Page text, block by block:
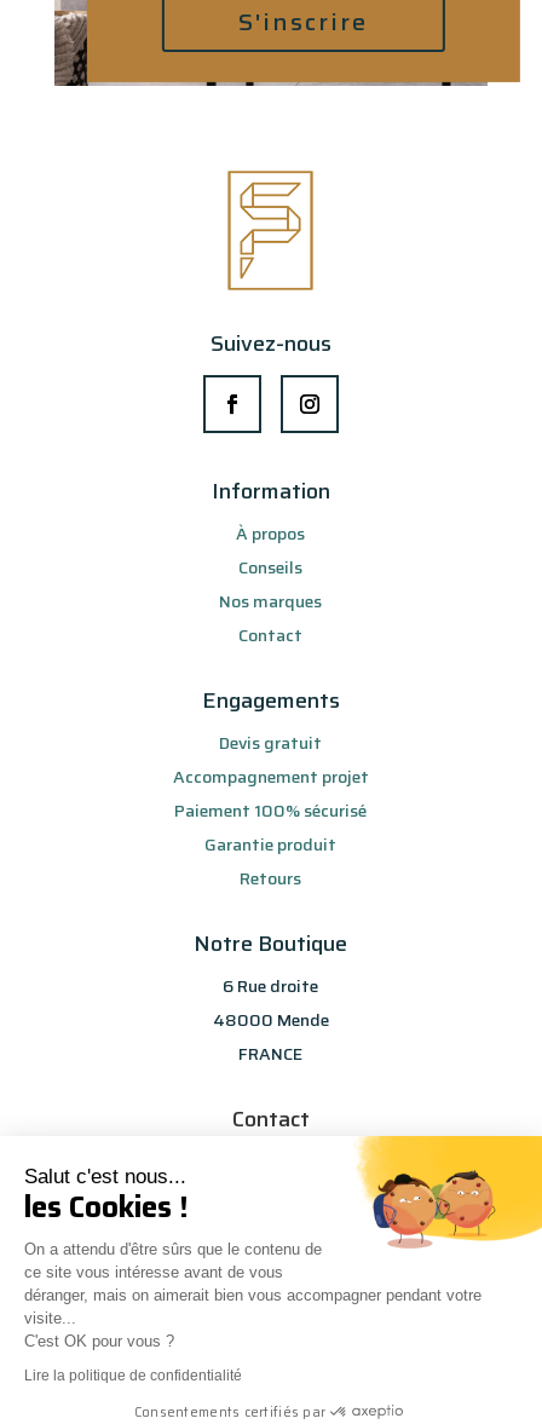
Salut c'est nous...
les Cookies !
On a attendu d'être sûrs que le contenu de
ce site vous intéresse avant de vous
déranger, mais on aimerait bien vous accompagner pendant votre
visite...
C'est OK pour vous ?
Lire la politique de confidentialité
Consentements certifiés par
S'inscrire
Suivez-nous
Information
À propos
Conseils
Nos marques
Contact
Engagements
Devis gratuit
Accompagnement projet
Paiement 100% sécurisé
Garantie produit
Retours
Notre Boutique
6 Rue droite
48000 Mende
FRANCE
Contact
info@les-selections-sandp.fr
Conception